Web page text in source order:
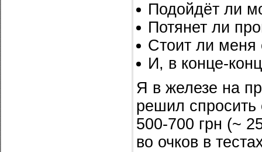
Подойдёт ли
Потянет ли
Стоит ли меня
И, в конце-
Я в железе на
решил спросить
500-700 грн (~
во очков в